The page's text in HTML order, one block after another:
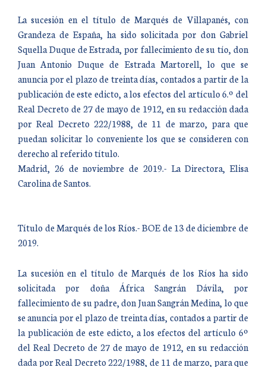
La sucesión en el título de Marqués de Villapanés, con
Grandeza de España, ha sido solicitada por don Gabriel
Squella Duque de Estrada, por fallecimiento de su tío, don
Juan Antonio Duque de Estrada Martorell, lo que se
anuncia por el plazo de treinta días, contados a partir de la
publicación de este edicto, a los efectos del artículo 6.º del
Real Decreto de 27 de mayo de 1912, en su redacción dada
por Real Decreto 222/1988, de 11 de marzo, para que
puedan solicitar lo conveniente los que se consideren con
derecho al referido título.
Madrid, 26 de noviembre de 2019.- La Directora, Elisa
Carolina de Santos.
Título de Marqués de los Ríos.- BOE de 13 de diciembre de
2019.
La sucesión en el título de Marqués de los Ríos ha sido
solicitada por doña África Sangrán Dávila, por
fallecimiento de su padre, don Juan Sangrán Medina, lo que
se anuncia por el plazo de treinta días, contados a partir de
la publicación de este edicto, a los efectos del artículo 6º
del Real Decreto de 27 de mayo de 1912, en su redacción
dada por Real Decreto 222/1988, de 11 de marzo, para que